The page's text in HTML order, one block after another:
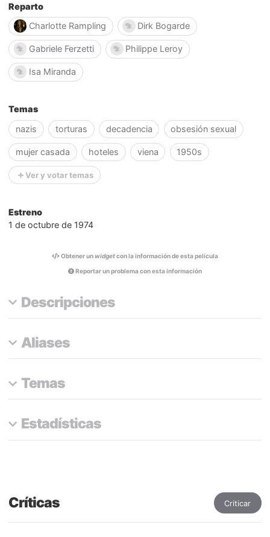
Reparto
Charlotte Rampling
Dirk Bogarde
Gabriele Ferzetti Philippe Leroy
Isa Miranda
Temas
nazis
torturas decadencia obsesión sexual
mujer casada hoteles viena 1950s
Ver y votar temas
Estreno
1 de octubre de 1974
Obtener unwidgetcon la información de esta película
Reportar un problema con esta información
Descripciones
Aliases
Temas
Estadísticas
Críticas Criticar